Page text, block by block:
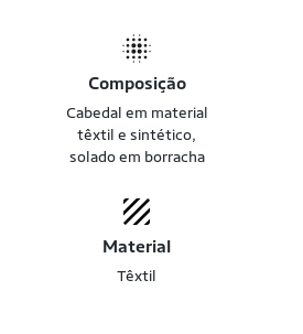
Composição
Cabedal em material
têxtil e sintético,
solado em borracha
Material
Têxtil